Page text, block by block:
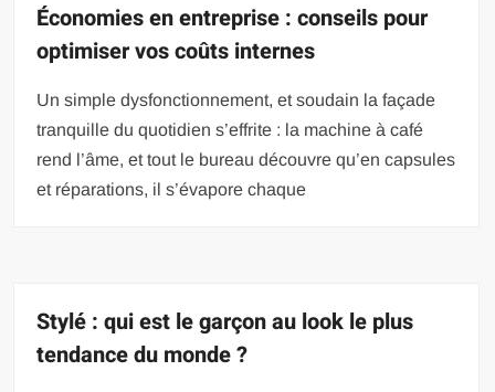
Économies en entreprise : conseils pour
optimiser vos coûts internes
Un simple dysfonctionnement, et soudain la façade
tranquille du quotidien s’effrite : la machine à café
rend l’âme, et tout le bureau découvre qu’en capsules
et réparations, il s’évapore chaque
Stylé : qui est le garçon au look le plus
tendance du monde ?